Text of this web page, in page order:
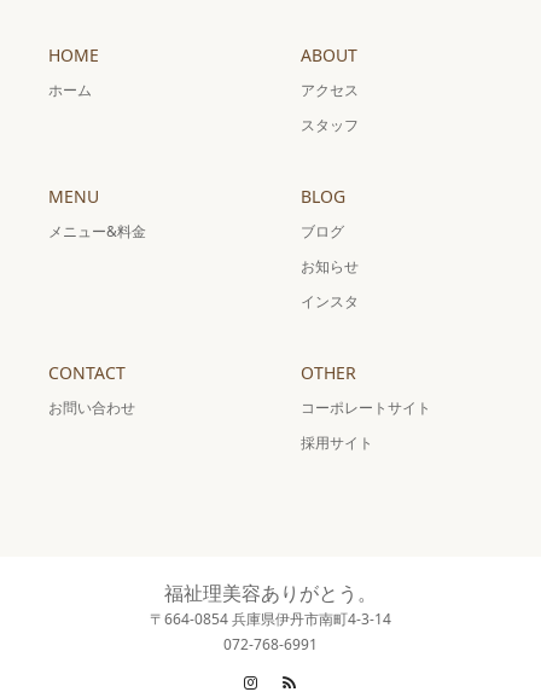
HOME
ホーム
ABOUT
アクセス
スタッフ
MENU
メニュー&料金
BLOG
ブログ
お知らせ
インスタ
CONTACT
お問い合わせ
OTHER
コーポレートサイト
採用サイト
福祉理美容ありがとう。
〒664-0854 兵庫県伊丹市南町4-3-14
072-768-6991
Instagram